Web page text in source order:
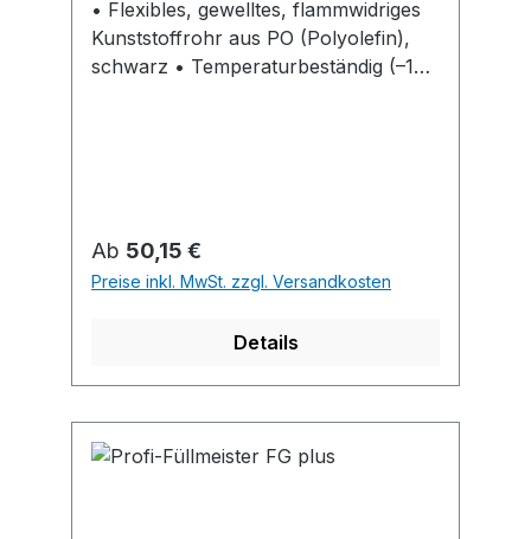
• Flexibles, gewelltes, flammwidriges
Kunststoffrohr aus PO (Polyolefin),
schwarz • Temperaturbeständig (–15
Regulärer Preis:
Ab 50,15 €
Preise inkl. MwSt. zzgl. Versandkosten
Details